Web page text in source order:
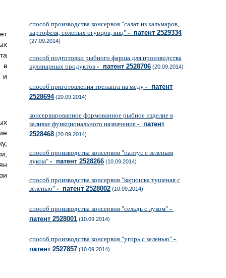
в
и
способ производства консервов "салат из кальмаров,
картофеля, соленых огурцов, яиц" - патент 2529334
(27.09.2014)
способ подготовки рыбного фарша для производства
кулинарных продуктов - патент 2528706 (20.09.2014)
способ приготовления трепанга на меду - патент
2528694(20.09.2014)
консервированное формованное рыбное изделие в
заливке функционального назначения - патент
2528468 (20.09.2014)
способ производства консервов "палтус с зеленым
луком" - патент 2528266 (10.09.2014)
способ производства консервов "корюшка тушеная с
зеленью" - патент 2528002 (10.09.2014)
способ производства консервов "сельдь с луком" -
патент 2528001 (10.09.2014)
способ производства консервов "угорь с зеленью" -
патент 2527857 (10.09.2014)